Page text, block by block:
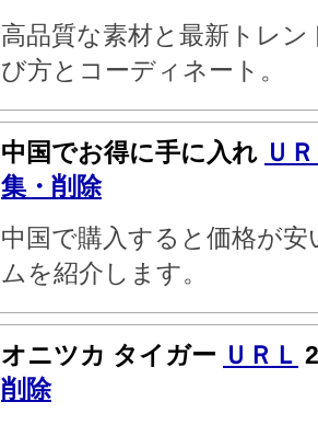
高品質な素材と最新トレ
び方とコーディネート。
中国でお得に手に入れ Ｕ
集・削除
中国で購入すると価格が
ムを紹介します。
オニツカ タイガー ＵＲＬ
削除